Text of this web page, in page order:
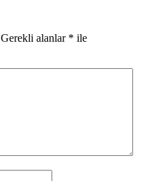
Gerekli alanlar * ile